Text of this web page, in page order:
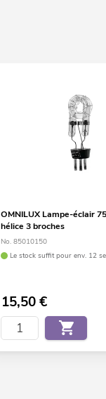
OMNILUX Lampe-éclair
hélice 3 broches
No. 85010150
Le stock suffit pour env. 12
15,50€